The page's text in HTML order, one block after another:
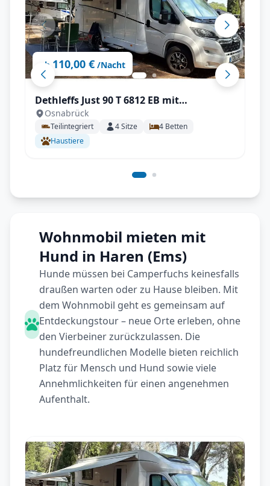
ab 110,00 € /Nacht
Dethleffs Just 90 T 6812 EB mit
Klimaanlage
Osnabrück
Teilintegriert 4Sitze 4 Betten
Haustiere
Wohnmobil mieten mit
Hund in Haren (Ems)
Hunde müssen bei Camperfuchs keinesfalls
draußen warten oder zu Hause bleiben. Mit
dem Wohnmobil geht es gemeinsam auf
Entdeckungstour – neue Orte erleben, ohne
den Vierbeiner zurückzulassen. Die
hundefreundlichen Modelle bieten reichlich
Platz für Mensch und Hund sowie viele
Annehmlichkeiten für einen angenehmen
Aufenthalt.